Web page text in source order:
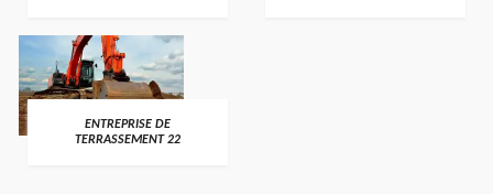
ENTREPRISE DE
TERRASSEMENT 22